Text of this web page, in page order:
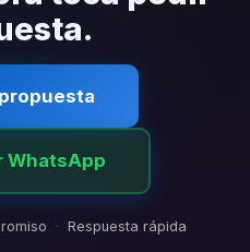
WhatsApp
· Respuesta rápida